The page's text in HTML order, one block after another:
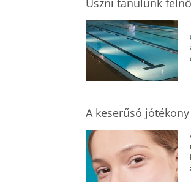
Úszni tanulunk
A keserűsó